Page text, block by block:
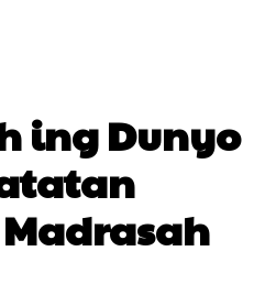
ing Dunyo